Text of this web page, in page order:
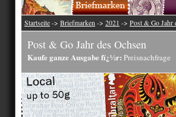
Startseite -> Briefmarken -> 2021 -> Post & Go Jahr
Post & Go Jahr des Ochsen
Kaufe ganze Ausgabe fï¿½r: Preisnachfrage